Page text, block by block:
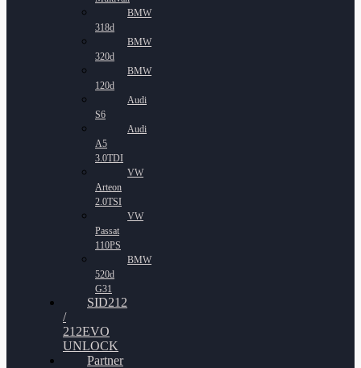
BMW
318d
BMW
320d
BMW
120d
Audi
S6
Audi
A5
3.0TDI
VW
Arteon
2.0TSI
VW
Passat
110PS
BMW
520d
G31
SID212
/
212EVO
UNLOCK
Partner